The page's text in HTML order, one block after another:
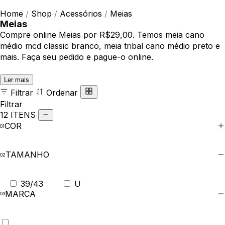
Home / Shop / Acessórios / Meias
Meias
Compre online Meias por R$29,00. Temos meia cano
médio mcd classic branco, meia tribal cano médio preto e
mais. Faça seu pedido e pague-o online.
Ler mais
Filtrar
Ordenar
Filtrar
12 ITENS
COR
TAMANHO
39/43
U
MARCA